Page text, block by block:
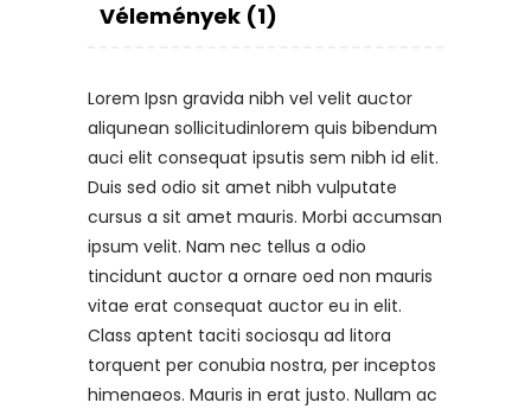
Vélemények (1)
Lorem Ipsn gravida nibh vel velit auctor
aliqunean sollicitudinlorem quis bibendum
auci elit consequat ipsutis sem nibh id elit.
Duis sed odio sit amet nibh vulputate
cursus a sit amet mauris. Morbi accumsan
ipsum velit. Nam nec tellus a odio
tincidunt auctor a ornare oed non mauris
vitae erat consequat auctor eu in elit.
Class aptent taciti sociosqu ad litora
torquent per conubia nostra, per inceptos
himenaeos. Mauris in erat justo. Nullam ac